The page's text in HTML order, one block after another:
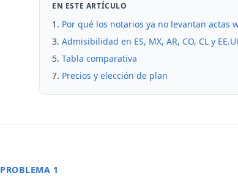
EN ESTE ARTÍCULO
Por qué los notarios ya no levantan actas
Admisibilidad en ES, MX, AR, CO, CL y
Tabla comparativa
Precios y elección de plan
PROBLEMA 1